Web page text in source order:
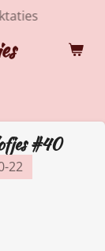
#40
22